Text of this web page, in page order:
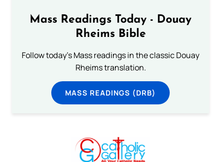
Mass Readings Today - Douay
Rheims Bible
Follow today's Mass readings in the classic Douay
Rheims translation.
MASS READINGS (DRB)